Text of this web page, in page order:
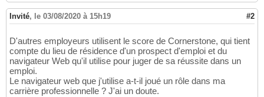
Invité, le 03/08/2020 à 15h19 #2
D'autres employeurs utilisent le score de Cornerstone, qui tient
compte du lieu de résidence d'un prospect d'emploi et du
navigateur Web qu'il utilise pour juger de sa réussite dans un
emploi.
Le navigateur web que j'utilise a-t-il joué un rôle dans ma
carrière professionnelle ? J'ai un doute.